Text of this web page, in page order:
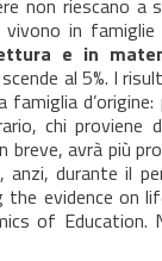
non riescano a
in
e in
al 5%. I
famiglia
chi proviene
avrà più
durante il
evidence on
of